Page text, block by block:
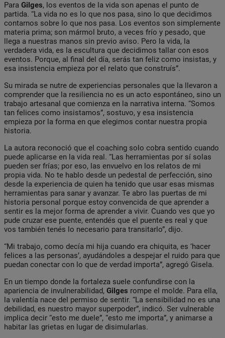
Para Gilges, los eventos de la vida son apenas el punto de
partida. “La vida no es lo que nos pasa, sino lo que decidimos
contarnos sobre lo que nos pasa. Los eventos son simplemente
materia prima; son mármol bruto, a veces frío y pesado, que
llega a nuestras manos sin previo aviso. Pero la vida, la
verdadera vida, es la escultura que decidimos tallar con esos
eventos. Porque, al final del día, serás tan feliz como insistas, y
esa insistencia empieza por el relato que construís”.
Su mirada se nutre de experiencias personales que la llevaron a
comprender que la resiliencia no es un acto espontáneo, sino un
trabajo artesanal que comienza en la narrativa interna. “Somos
tan felices como insistamos”, sostuvo, y esa insistencia
empieza por la forma en que elegimos contar nuestra propia
historia.
La autora reconoció que el coaching solo cobra sentido cuando
puede aplicarse en la vida real. “Las herramientas por sí solas
pueden ser frías; por eso, las envuelvo en los relatos de mi
propia vida. No te hablo desde un pedestal de perfección, sino
desde la experiencia de quien ha tenido que usar esas mismas
herramientas para sanar y avanzar. Te abro las puertas de mi
historia personal porque estoy convencida de que aprender a
sentir es la mejor forma de aprender a vivir. Cuando ves que yo
pude cruzar ese puente, entendés que el puente es real y que
vos también tenés lo necesario para transitarlo”, dijo.
“Mi trabajo, como decía mi hija cuando era chiquita, es ‘hacer
felices a las personas’, ayudándoles a despejar el ruido para que
puedan conectar con lo que de verdad importa”, agregó Gisela.
En un tiempo donde la fortaleza suele confundirse con la
apariencia de invulnerabilidad, Gilges rompe el molde. Para ella,
la valentía nace del permiso de sentir. “La sensibilidad no es una
debilidad, es nuestro mayor superpoder”, indicó. Ser vulnerable
implica decir “esto me duele”, “esto me importa”, y animarse a
habitar las grietas en lugar de disimularlas.